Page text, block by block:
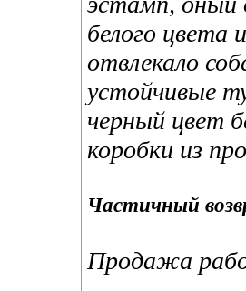
белого
отвлекало
устойчивые
черный цвет
коробки из
Частичный
Продажа